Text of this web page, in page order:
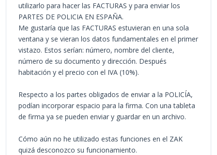
utilizarlo para hacer las FACTURAS y para enviar los
PARTES DE POLICIA EN ESPAÑA.
Me gustaría que las FACTURAS estuvieran en una sola
ventana y se vieran los datos fundamentales en el primer
vistazo. Estos serían: número, nombre del cliente,
número de su documento y dirección. Después
habitación y el precio con el IVA (10%).
Respecto a los partes obligados de enviar a la POLICÍA,
podían incorporar espacio para la firma. Con una tableta
de firma ya se pueden enviar y guardar en un archivo.
Cómo aún no he utilizado estas funciones en el ZAK
quizá desconozco su funcionamiento.